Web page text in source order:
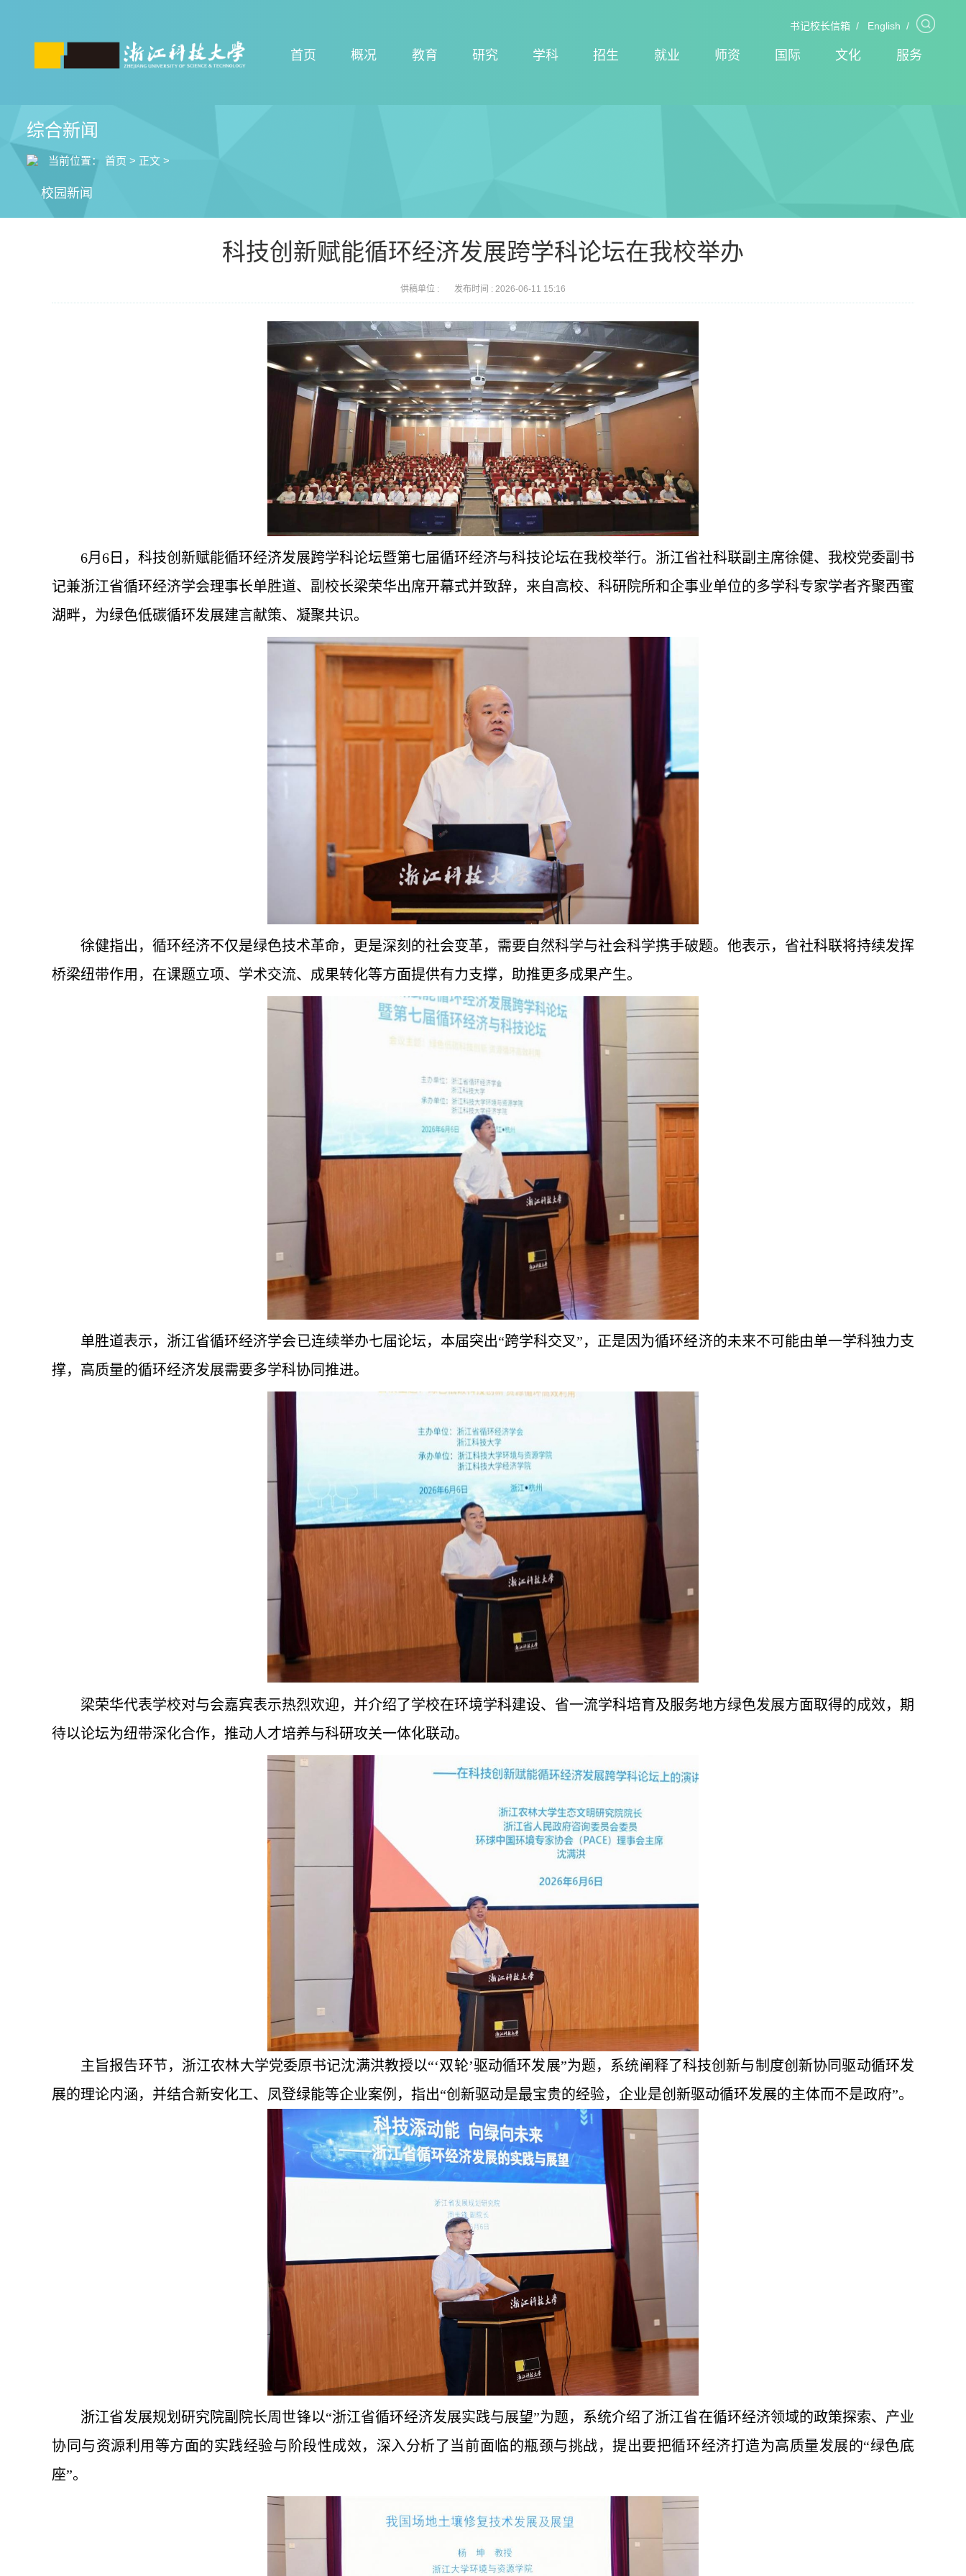
书记校长信箱 / English /
首页 概况 教育 研究 学科 招生 就业 师资 国际 文化 服务
综合新闻
当前位置： 首页 > 正文 >
校园新闻
科技创新赋能循环经济发展跨学科论坛在我校举办
供稿单位 : 发布时间 : 2026-06-11 15:16
6月6日，科技创新赋能循环经济发展跨学科论坛暨第七届循环经济与科技论坛在我校举行。浙江省社科联副主席徐健、我校党委副书
记兼浙江省循环经济学会理事长单胜道、副校长梁荣华出席开幕式并致辞，来自高校、科研院所和企事业单位的多学科专家学者齐聚西蜜
湖畔，为绿色低碳循环发展建言献策、凝聚共识。
徐健指出，循环经济不仅是绿色技术革命，更是深刻的社会变革，需要自然科学与社会科学携手破题。他表示，省社科联将持续发挥
桥梁纽带作用，在课题立项、学术交流、成果转化等方面提供有力支撑，助推更多成果产生。
单胜道表示，浙江省循环经济学会已连续举办七届论坛，本届突出“跨学科交叉”，正是因为循环经济的未来不可能由单一学科独力支
撑，高质量的循环经济发展需要多学科协同推进。
梁荣华代表学校对与会嘉宾表示热烈欢迎，并介绍了学校在环境学科建设、省一流学科培育及服务地方绿色发展方面取得的成效，期
待以论坛为纽带深化合作，推动人才培养与科研攻关一体化联动。
主旨报告环节，浙江农林大学党委原书记沈满洪教授以“‘双轮’驱动循环发展”为题，系统阐释了科技创新与制度创新协同驱动循环发
展的理论内涵，并结合新安化工、凤登绿能等企业案例，指出“创新驱动是最宝贵的经验，企业是创新驱动循环发展的主体而不是政府”。
浙江省发展规划研究院副院长周世锋以“浙江省循环经济发展实践与展望”为题，系统介绍了浙江省在循环经济领域的政策探索、产业
协同与资源利用等方面的实践经验与阶段性成效，深入分析了当前面临的瓶颈与挑战，提出要把循环经济打造为高质量发展的“绿色底
座”。